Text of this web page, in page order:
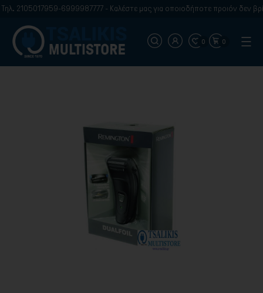
2105017959-6999987777 - Καλέστε μας για οποιοδήποτε προιόν δεν
0 0